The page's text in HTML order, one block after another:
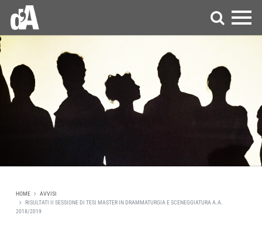
HOME
AVVISI
RISULTATI II SESSIONE DI TESI MASTER IN DRAMMATURGIA E SCENEGGIATURA A.A.
2018/2019